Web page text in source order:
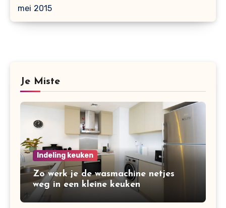
mei 2015
Je Miste
Indeling keuken
Zo werk je de wasmachine netjes
weg in een kleine keuken